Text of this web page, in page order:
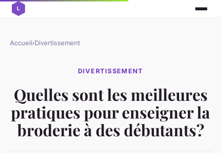
Accueil›Divertissement
DIVERTISSEMENT
Quelles sont les meilleures
pratiques pour enseigner la
broderie à des débutants?